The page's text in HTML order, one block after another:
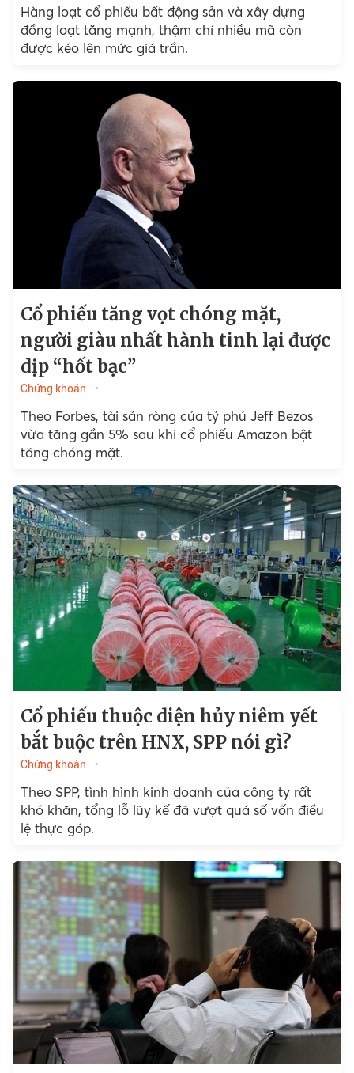
Hàng loạt cổ phiếu bất động sản và xây dựng
đồng loạt tăng mạnh, thậm chí nhiều mã còn
được kéo lên mức giá trần.
Cổ phiếu tăng vọt chóng mặt,
người giàu nhất hành tinh lại được
dịp “hốt bạc”
Chứng khoán
Theo Forbes, tài sản ròng của tỷ phú Jeff Bezos
vừa tăng gần 5% sau khi cổ phiếu Amazon bật
tăng chóng mặt.
Cổ phiếu thuộc diện hủy niêm yết
bắt buộc trên HNX, SPP nói gì?
Chứng khoán
Theo SPP, tình hình kinh doanh của công ty rất
khó khăn, tổng lỗ lũy kế đã vượt quá số vốn điều
lệ thực góp.